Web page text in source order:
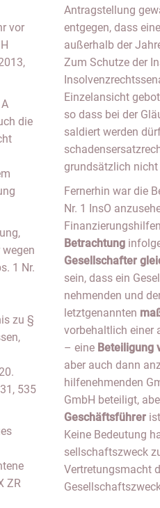
vor
die
1 Nr.
zu §
535
ZR
Antragstellung
entgegen, dass
außerhalb der
Zum Schutze der
Einzelansicht
so dass bei der
saldiert werden
grundsätzlich
Fernerhin war die
Nr. 1 InsO
Betrachtung
Gesellschafter
sein, dass ein
nehmenden und
letztgenannten
vorbehaltlich einer
– eine Beteiligung
aber auch dann
hilfenehmenden
GmbH beteiligt,
Geschäftsführer
Keine Bedeutung
sellschaftszweck
Vertretungsmacht